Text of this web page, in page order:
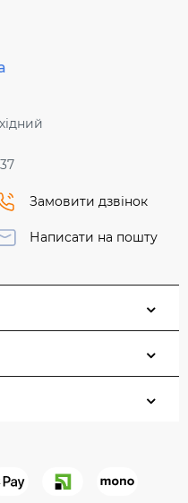
Замовити дзвінок
Написати на пошту